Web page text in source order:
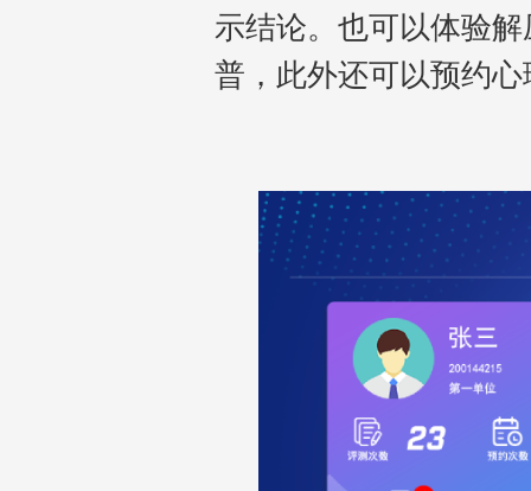
示结论。也可以体验
普，此外还可以预约